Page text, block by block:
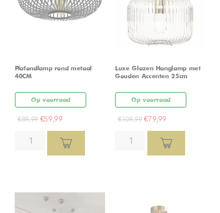
Plafondlamp rond metaal
40CM
Op voorraad
€89,99 €59,99
Luxe Glazen Hanglamp met
Gouden Accenten 25cm
Op voorraad
€109,99 €79,99